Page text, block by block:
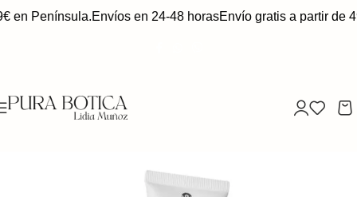
en Península.Envíos en 24-48 horasEnvío gratis a partir de